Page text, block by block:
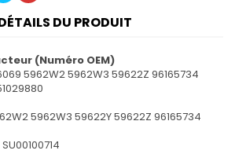
TweetPinterest
DU PRODUIT
(Numéro OEM)
5962W2 5962W3 59622Z 96165734
5962W3 59622Y 59622Z 96165734